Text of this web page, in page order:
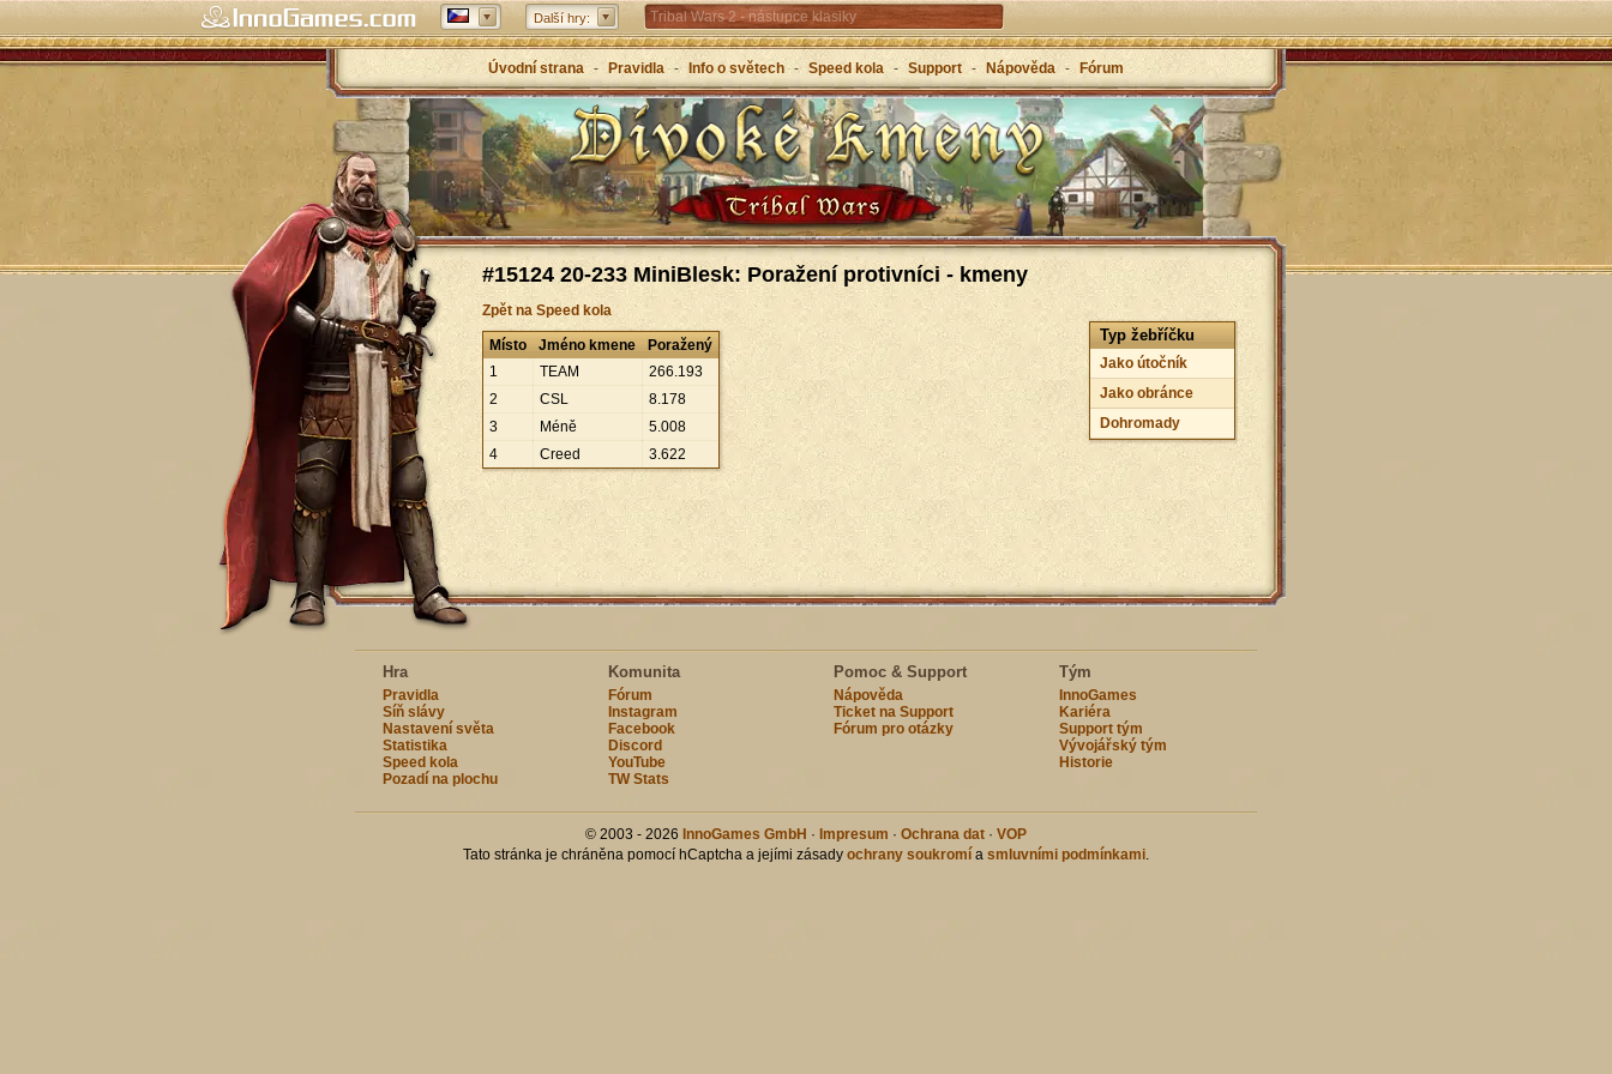
Další hry: Tribal Wars 2 - nástupce klasiky
Forge of Empires – strategicky napříč věky
Grepolis – vybuduj svou říši v antickém Řecku
Úvodní strana - Pravidla - Info o světech - Speed kola - Support - Nápověda - Fórum
#15124 20-233 MiniBlesk: Poražení protivníci - kmeny
Zpět na Speed kola
Typ žebříčku
Jako útočník
Jako obránce
Dohromady
Místo Jméno kmene
Poražený
1
TEAM 266.193
2
CSL 8.178
3
Méně 5.008
4
Creed 3.622
Hra
Pravidla
Síň slávy
Nastavení světa
Statistika
Speed kola
Pozadí na plochu
Komunita
Fórum
Instagram
Facebook
Discord
YouTube
TW Stats
Pomoc & Support
Nápověda
Ticket na Support
Fórum pro otázky
Tým
InnoGames
Kariéra
Support tým
Vývojářský tým
Historie
© 2003 - 2026 InnoGames GmbH · Impresum · Ochrana dat · VOP
Tato stránka je chráněna pomocí hCaptcha a jejími zásady ochrany soukromí a smluvními podmínkami.